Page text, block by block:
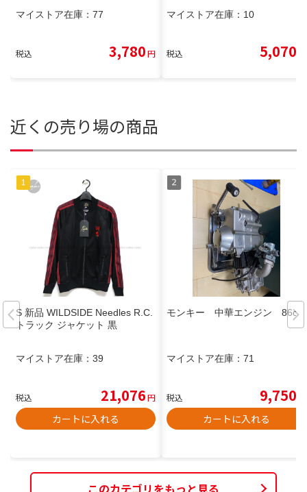
マイストア在庫： 77
税込 3,780円
マイストア在庫： 10
税込 5,070
近くの売り場の商品
S 新品 WILDSIDE Needles R.C.
トラック ジャケット 黒
マイストア在庫： 39
税込 21,076円
カートに入れる
モンキー 中華エンジン 86cc
マイストア在庫： 71
税込 9,750
カートに入れる